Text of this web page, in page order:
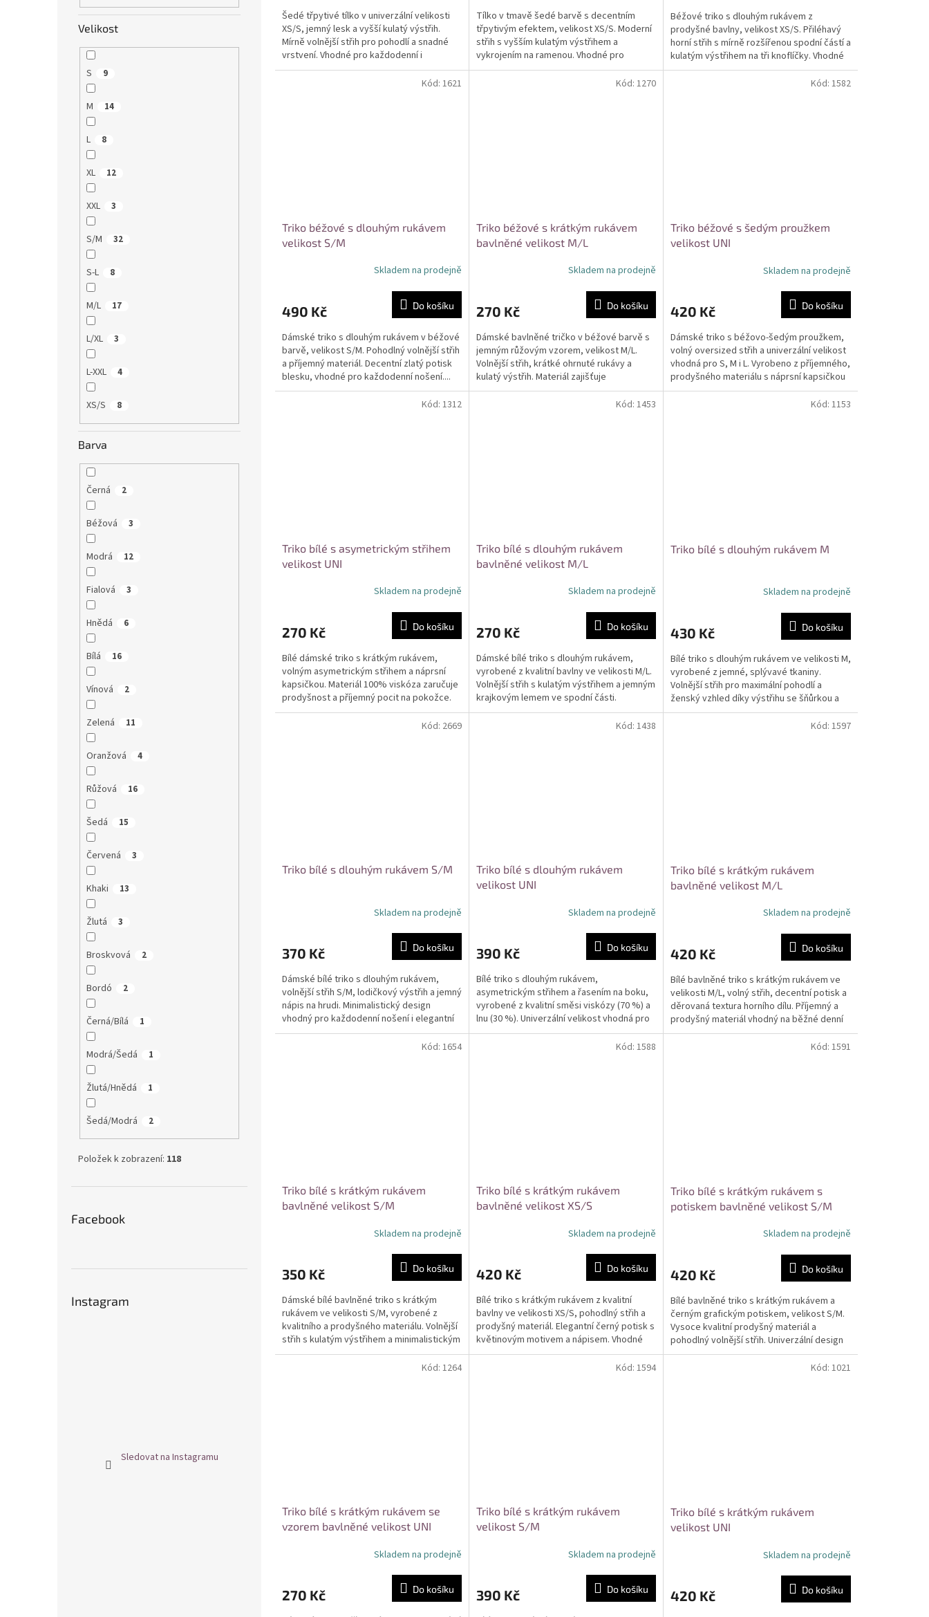
Velikost
S 9
M 14
L 8
XL 12
XXL 3
S/M 32
S-L 8
M/L 17
L/XL 3
L-XXL 4
XS/S 8
Barva
Černá 2
Béžová 3
Modrá 12
Fialová 3
Hnědá 6
Bílá 16
Vínová 2
Zelená 11
Oranžová 4
Růžová 16
Šedá 15
Červená 3
Khaki 13
Žlutá 3
Broskvová 2
Bordó 2
Černá/Bílá 1
Modrá/Šedá 1
Žlutá/Hnědá 1
Šedá/Modrá 2
Položek k zobrazení: 118
Facebook
Instagram
Sledovat na Instagramu
Šedé třpytivé tílko v univerzální velikosti
XS/S, jemný lesk a vyšší kulatý výstřih.
Mírně volnější střih pro pohodlí a snadné
vrstvení. Vhodné pro každodenní i
společenské...
Tílko v tmavě šedé barvě s decentním
třpytivým efektem, velikost XS/S. Moderní
střih s vyšším kulatým výstřihem a
vykrojením na ramenou. Vhodné pro
každodenní i společenské...
Béžové triko s dlouhým rukávem z
prodyšné bavlny, velikost XS/S. Přiléhavý
horní střih s mírně rozšířenou spodní částí a
kulatým výstřihem na tři knoflíčky. Vhodné
pro...
Triko béžové s dlouhým rukávem
velikost S/M
Skladem na prodejně
490 Kč Do košíku
Dámské triko s dlouhým rukávem v béžové
barvě, velikost S/M. Pohodlný volnější střih
a příjemný materiál. Decentní zlatý potisk
blesku, vhodné pro každodenní nošení....
Kód: 1621
Triko béžové s krátkým rukávem
bavlněné velikost M/L
Skladem na prodejně
270 Kč Do košíku
Dámské bavlněné tričko v béžové barvě s
jemným růžovým vzorem, velikost M/L.
Volnější střih, krátké ohrnuté rukávy a
kulatý výstřih. Materiál zajišťuje
prodyšnost a komfort při...
Kód: 1270
Triko béžové s šedým proužkem
velikost UNI
Skladem na prodejně
420 Kč Do košíku
Dámské triko s béžovo-šedým proužkem,
volný oversized střih a univerzální velikost
vhodná pro S, M i L. Vyrobeno z příjemného,
prodyšného materiálu s náprsní kapsičkou
v...
Kód: 1582
Triko bílé s asymetrickým střihem
velikost UNI
Skladem na prodejně
270 Kč Do košíku
Bílé dámské triko s krátkým rukávem,
volným asymetrickým střihem a náprsní
kapsičkou. Materiál 100% viskóza zaručuje
prodyšnost a příjemný pocit na pokožce.
Univerzální...
Kód: 1312
Triko bílé s dlouhým rukávem
bavlněné velikost M/L
Skladem na prodejně
270 Kč Do košíku
Dámské bílé triko s dlouhým rukávem,
vyrobené z kvalitní bavlny ve velikosti M/L.
Volnější střih s kulatým výstřihem a jemným
krajkovým lemem ve spodní části.
Univerzální základ...
Kód: 1453
Triko bílé s dlouhým rukávem M
Skladem na prodejně
430 Kč Do košíku
Bílé triko s dlouhým rukávem ve velikosti M,
vyrobené z jemné, splývavé tkaniny.
Volnější střih pro maximální pohodlí a
ženský vzhled díky výstřihu se šňůrkou a
rozšířeným...
Kód: 1153
Triko bílé s dlouhým rukávem S/M
Skladem na prodejně
370 Kč Do košíku
Dámské bílé triko s dlouhým rukávem,
volnější střih S/M, lodičkový výstřih a jemný
nápis na hrudi. Minimalistický design
vhodný pro každodenní nošení i elegantní
kombinace....
Kód: 2669
Triko bílé s dlouhým rukávem
velikost UNI
Skladem na prodejně
390 Kč Do košíku
Bílé triko s dlouhým rukávem,
asymetrickým střihem a řasením na boku,
vyrobené z kvalitní směsi viskózy (70 %) a
lnu (30 %). Univerzální velikost vhodná pro
postavy L, XL a XXL....
Kód: 1438
Triko bílé s krátkým rukávem
bavlněné velikost M/L
Skladem na prodejně
420 Kč Do košíku
Bílé bavlněné triko s krátkým rukávem ve
velikosti M/L, volný střih, decentní potisk a
děrovaná textura horního dílu. Příjemný a
prodyšný materiál vhodný na běžné denní
nošení....
Kód: 1597
Triko bílé s krátkým rukávem
bavlněné velikost S/M
Skladem na prodejně
350 Kč Do košíku
Dámské bílé bavlněné triko s krátkým
rukávem ve velikosti S/M, vyrobené z
kvalitního a prodyšného materiálu. Volnější
střih s kulatým výstřihem a minimalistickým
potiskem...
Kód: 1654
Triko bílé s krátkým rukávem
bavlněné velikost XS/S
Skladem na prodejně
420 Kč Do košíku
Bílé triko s krátkým rukávem z kvalitní
bavlny ve velikosti XS/S, pohodlný střih a
prodyšný materiál. Elegantní černý potisk s
květinovým motivem a nápisem. Vhodné
pro...
Kód: 1588
Triko bílé s krátkým rukávem s
potiskem bavlněné velikost S/M
Skladem na prodejně
420 Kč Do košíku
Bílé bavlněné triko s krátkým rukávem a
černým grafickým potiskem, velikost S/M.
Vysoce kvalitní prodyšný materiál a
pohodlný volnější střih. Univerzální design
vhodný pro...
Kód: 1591
Triko bílé s krátkým rukávem se
vzorem bavlněné velikost UNI
Skladem na prodejně
270 Kč Do košíku
Kód: 1264
Triko bílé s krátkým rukávem
velikost S/M
Skladem na prodejně
390 Kč Do košíku
Kód: 1594
Triko bílé s krátkým rukávem
velikost UNI
Skladem na prodejně
420 Kč Do košíku
Kód: 1021